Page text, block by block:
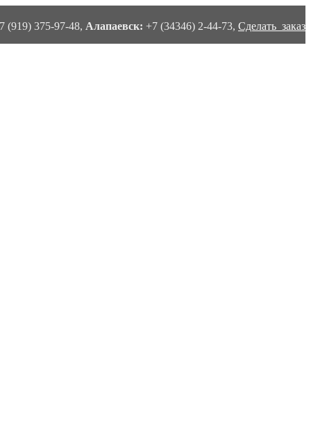
(919) 375-97-48, Алапаевск: +7 (34346) 2-44-73, Сделать заказ